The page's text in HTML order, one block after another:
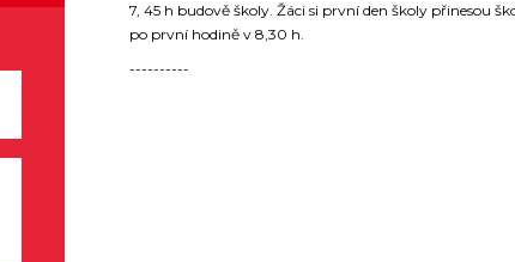
7, 45 h budově školy. Žáci si první den školy přinesou
po první hodině v 8,30 h.
----------